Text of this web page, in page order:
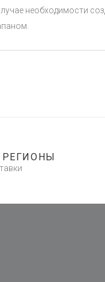
необходимости
РЕГИОНЫ